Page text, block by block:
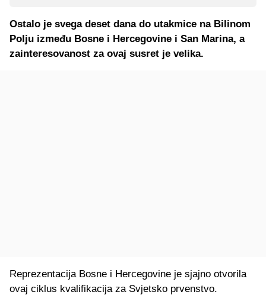
Ostalo je svega deset dana do utakmice na Bilinom
Polju između Bosne i Hercegovine i San Marina, a
zainteresovanost za ovaj susret je velika.
Reprezentacija Bosne i Hercegovine je sjajno otvorila
ovaj ciklus kvalifikacija za Svjetsko prvenstvo.